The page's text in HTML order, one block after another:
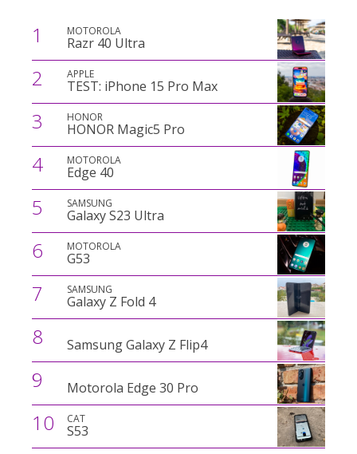
1 MOTOROLA
Razr 40 Ultra
2 APPLE
TEST: iPhone 15 Pro Max
3 HONOR
HONOR Magic5 Pro
4 MOTOROLA
Edge 40
5 SAMSUNG
Galaxy S23 Ultra
6 MOTOROLA
G53
7 SAMSUNG
Galaxy Z Fold 4
8 Samsung Galaxy Z Flip4
9 Motorola Edge 30 Pro
10 CAT
S53